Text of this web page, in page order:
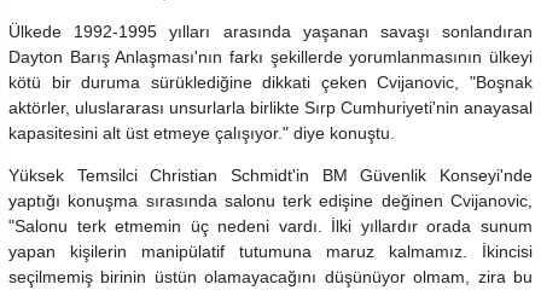
Ülkede 1992-1995 yılları arasında yaşanan savaşı sonlandıran
Dayton Barış Anlaşması'nın farkı şekillerde yorumlanmasının ülkeyi
kötü bir duruma sürüklediğine dikkati çeken Cvijanovic, "Boşnak
aktörler, uluslararası unsurlarla birlikte Sırp Cumhuriyeti'nin anayasal
kapasitesini alt üst etmeye çalışıyor." diye konuştu.
Yüksek Temsilci Christian Schmidt'in BM Güvenlik Konseyi'nde
yaptığı konuşma sırasında salonu terk edişine değinen Cvijanovic,
"Salonu terk etmemin üç nedeni vardı. İlki yıllardır orada sunum
yapan kişilerin manipülatif tutumuna maruz kalmamız. İkincisi
seçilmemiş birinin üstün olamayacağını düşünüyor olmam, zira bu